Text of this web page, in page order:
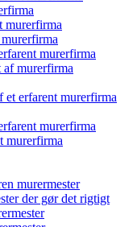
murerfirma
murerfirma
af murerfirma
erfarent murerfirma
murerfirma
murerfirma
murermester
der gør det rigtigt